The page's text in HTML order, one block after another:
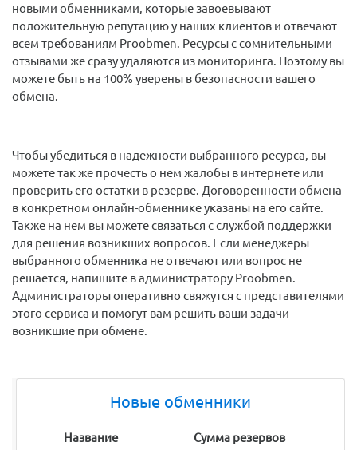
новыми обменниками, которые завоевывают
положительную репутацию у наших клиентов и отвечают
всем требованиям Proobmen. Ресурсы с сомнительными
отзывами же сразу удаляются из мониторинга. Поэтому вы
можете быть на 100% уверены в безопасности вашего
обмена.
Чтобы убедиться в надежности выбранного ресурса, вы
можете так же прочесть о нем жалобы в интернете или
проверить его остатки в резерве. Договоренности обмена
в конкретном онлайн-обменнике указаны на его сайте.
Также на нем вы можете связаться с службой поддержки
для решения возникших вопросов. Если менеджеры
выбранного обменника не отвечают или вопрос не
решается, напишите в администратору Proobmen.
Администраторы оперативно свяжутся с представителями
этого сервиса и помогут вам решить ваши задачи
возникшие при обмене.
Новые обменники
Название Сумма резервов